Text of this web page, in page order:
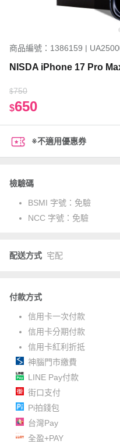
商品編號：1386159 |
NISDA iPhone 17 Pro
$750
$650
※不適用優惠券
檢驗碼
BSMI 字號： 免驗
NCC 字號： 免驗
配送方式 宅配
付款方式
信用卡一次付款
信用卡分期付款
信用卡紅利折抵
神腦門市繳費
LINE Pay付款
街口支付
Pi拍錢包
台灣Pay
全盈+PAY